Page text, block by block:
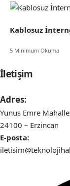
Kablosuz
5 Minimum Okuma
İletişim
Adres:
Yunus Emre
24100 – Erzincan
E-posta: